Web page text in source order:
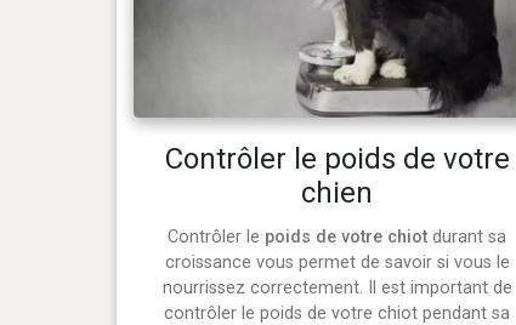
Contrôler le poids de votre
chien
Contrôler le poids de votre chiot durant sa
croissance vous permet de savoir si vous le
nourrissez correctement. Il est important de
contrôler le poids de votre chiot pendant sa